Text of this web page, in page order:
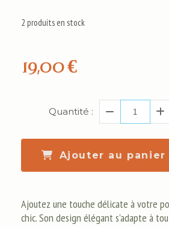
19,00€
2 produits en stock
Quantité :
Ajouter au panier
Ajoutez une touche délicate à votre
chic. Son design élégant s'adapte à